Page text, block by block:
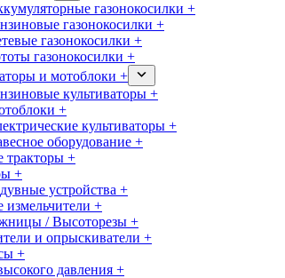
газонокосилки +
газонокосилки +
газонокосилки +
газонокосилки +
и мотоблоки +
культиваторы +
+
культиваторы +
оборудование +
тракторы +
+
устройства +
измельчители +
/ Высоторезы +
и опрыскиватели +
+
давления +